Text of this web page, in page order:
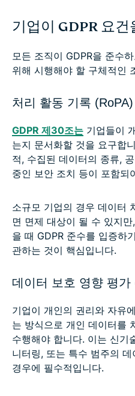
기업이 GDPR 요
모든 조직이 GDPR을 준수
위해 시행해야 할 구체적인
처리 활동 기록 (RoPA)
GDPR 제30조는 기업들이
는지 문서화할 것을 요구합
적, 수집된 데이터의 종류,
중인 보안 조치 등이 포함되
소규모 기업의 경우 데이터
면 면제 대상이 될 수 있지
을 때 GDPR 준수를 입증하
관하는 것이 핵심입니다.
데이터 보호 영향 평가
기업이 개인의 권리와 자유
는 방식으로 개인 데이터를
수행해야 합니다. 이는 신기
니터링, 또는 특수 범주의
경우에 필수적입니다.